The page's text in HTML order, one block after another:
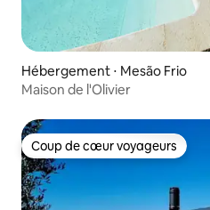
Hébergement ⋅ Mesão Frio
Maison de l'Olivier
Coup de cœur voyageurs
Coup de cœur voyageurs